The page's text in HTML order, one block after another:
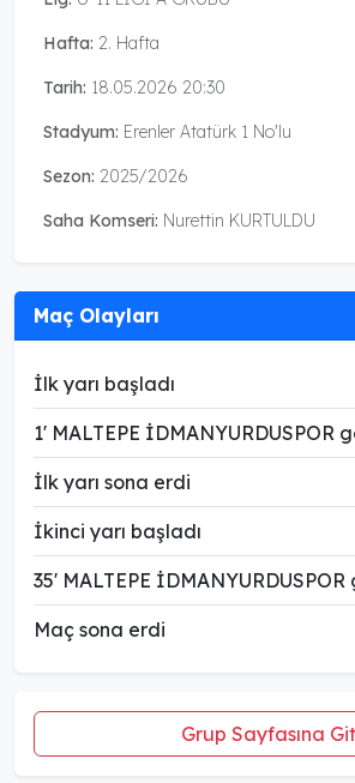
Hafta: 2. Hafta
Tarih: 18.05.2026 20:30
Stadyum: Erenler Atatürk 1 No'lu
Sezon: 2025/2026
Saha Komseri: Nurettin KURTULDU
Maç Olayları
İlk yarı başladı
1' MALTEPE İDMANYURDUSPOR
İlk yarı sona erdi
İkinci yarı başladı
35' MALTEPE İDMANYURDUSPOR
Maç sona erdi
Grup Sayfasına Git